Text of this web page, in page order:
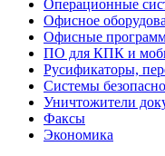
Операционные
Офисное
Офисные
ПО для КПК и
Русификаторы,
Системы
Уничтожители
Факсы
Экономика